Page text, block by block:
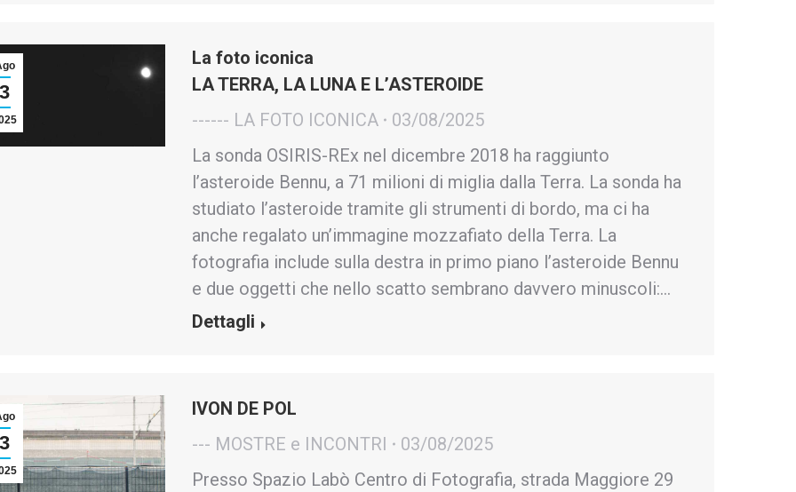
3
La foto iconica
LA TERRA, LA LUNA E L’ASTEROIDE
------ LA FOTO ICONICA
03/08/2025
La sonda OSIRIS-REx nel dicembre 2018 ha raggiunto
l’asteroide Bennu, a 71 milioni di miglia dalla Terra. La sonda ha
studiato l’asteroide tramite gli strumenti di bordo, ma ci ha
anche regalato un’immagine mozzafiato della Terra. La
fotografia include sulla destra in primo piano l’asteroide Bennu
e due oggetti che nello scatto sembrano davvero minuscoli:…
Dettagli
3
IVON DE POL
--- MOSTRE e INCONTRI
03/08/2025
Presso Spazio Labò Centro di Fotografia, strada Maggiore 29